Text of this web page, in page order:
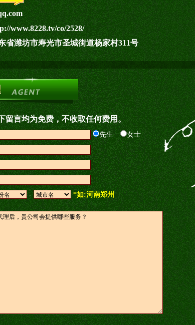
www.8228.tv/co/2528/
省潍坊市寿光市圣城街道杨家村311号
留言均为免费，不收取任何费用。
先生 女士
- *如:河南郑州